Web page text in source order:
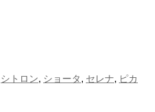
シトロン, ショータ , セレナ, ピカ